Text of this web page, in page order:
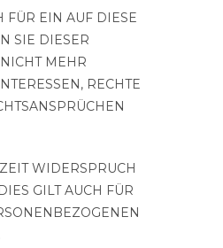
FÜR EIN AUF DIESE
SIE DIESER
MEHR
RECHTE
WIDERSPRUCH
GILT AUCH FÜR